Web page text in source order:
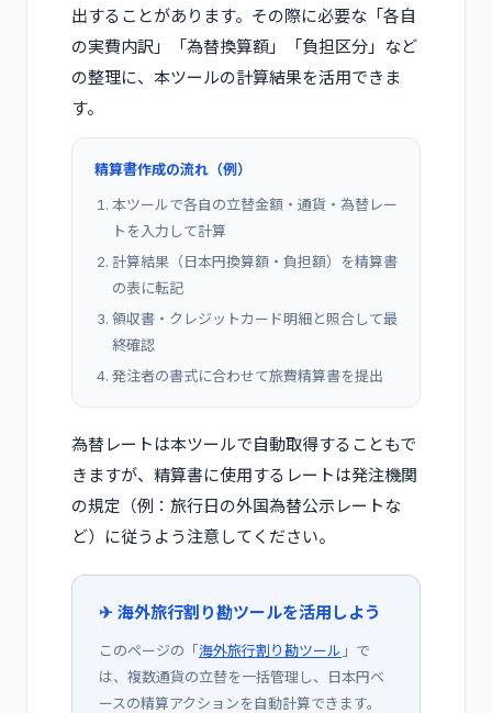
出することがあります。その際に必要な「各自
の実費内訳」「為替換算額」「負担区分」など
の整理に、本ツールの計算結果を活用できま
す。
精算書作成の流れ（例）
本ツールで各自の立替金額・通貨・為替レー
トを入力して計算
計算結果（日本円換算額・負担額）を精算書
の表に転記
領収書・クレジットカード明細と照合して最
終確認
発注者の書式に合わせて旅費精算書を提出
為替レートは本ツールで自動取得することもで
きますが、精算書に使用するレートは発注機関
の規定（例：旅行日の外国為替公示レートな
ど）に従うよう注意してください。
✈ 海外旅行割り勘ツールを活用しよう
このページの「海外旅行割り勘ツール 」で
は、複数通貨の立替を一括管理し、日本円ベ
ースの精算アクションを自動計算できます。